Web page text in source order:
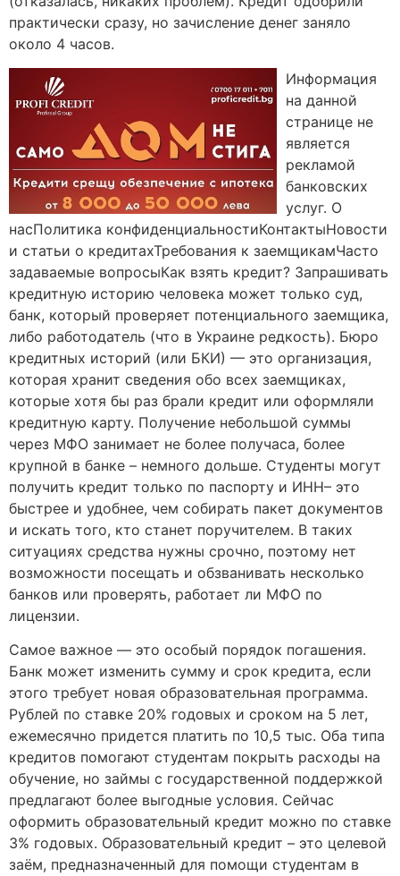
практически сразу, но зачисление денег заняло
около 4 часов.
Информация
на данной
странице не
является
рекламой
банковских
услуг. О
насПолитика конфиденциальностиКонтактыНовости
и статьи о кредитахТребования к заемщикамЧасто
задаваемые вопросыКак взять кредит? Запрашивать
кредитную историю человека может только суд,
банк, который проверяет потенциального заемщика,
либо работодатель (что в Украине редкость). Бюро
кредитных историй (или БКИ) — это организация,
которая хранит сведения обо всех заемщиках,
которые хотя бы раз брали кредит или оформляли
кредитную карту. Получение небольшой суммы
через МФО занимает не более получаса, более
крупной в банке – немного дольше. Студенты могут
получить кредит только по паспорту и ИНН– это
быстрее и удобнее, чем собирать пакет документов
и искать того, кто станет поручителем. В таких
ситуациях средства нужны срочно, поэтому нет
возможности посещать и обзванивать несколько
банков или проверять, работает ли МФО по
лицензии.
Самое важное — это особый порядок погашения.
Банк может изменить сумму и срок кредита, если
этого требует новая образовательная программа.
Рублей по ставке 20% годовых и сроком на 5 лет,
ежемесячно придется платить по 10,5 тыс. Оба типа
кредитов помогают студентам покрыть расходы на
обучение, но займы с государственной поддержкой
предлагают более выгодные условия. Сейчас
оформить образовательный кредит можно по ставке
3% годовых. Образовательный кредит – это целевой
заём, предназначенный для помощи студентам в